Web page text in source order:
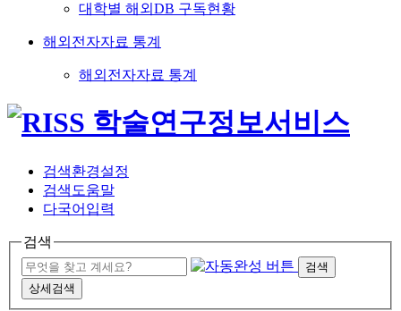
대학별 해외DB 구독현황
해외전자자료 통계
해외전자자료 통계
검색환경설정
검색도움말
다국어입력
검색
검색
상세검색